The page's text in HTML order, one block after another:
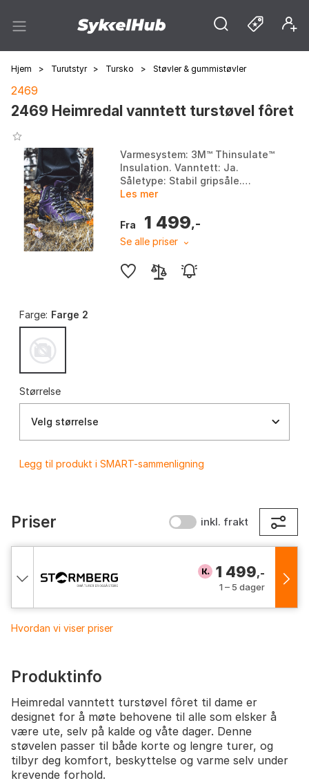
Hjem > Turutstyr > Tursko > Støvler & gummistøvler
2469
2469 Heimredal vanntett turstøvel fôret
Varmesystem: 3M™ Thinsulate™
Insulation. Vanntett: Ja.
Såletype: Stabil gripsåle.
Skoens høyde: Medium høyde.
37, 38.
Les mer
Fra 1 499,-
Se alle priser
Farge: Farge 2
Størrelse
Velg størrelse
Legg til produkt i SMART-sammenligning
Priser inkl. frakt
1 499,-
1 – 5 dager
Hvordan vi viser priser
Produktinfo
Heimredal vanntett turstøvel fôret til dame er
designet for å møte behovene til alle som elsker å
være ute, selv på kalde og våte dager. Denne
støvelen passer til både korte og lengre turer, og
tilbyr deg komfort, beskyttelse og varme selv under
krevende forhold.